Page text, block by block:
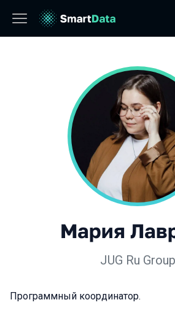
Мария
JUG Ru Group
Программный координатор.